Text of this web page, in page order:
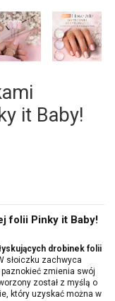
it Baby!
folii Pinky it Baby!
drobinek folii
słoiczku zachwyca
zmienia swój
został z myślą o
który uzyskać można w